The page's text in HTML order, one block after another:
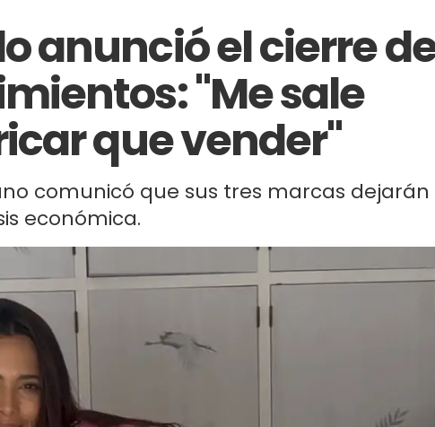
anunció el cierre
"Me sale
que vender"
comunicó que sus tres marcas dejarán
económica.